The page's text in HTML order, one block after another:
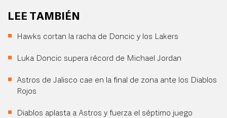
LEE TAMBIÉN
Hawks cortan la racha de Doncic y los Lakers
Luka Doncic supera récord de Michael Jordan
Astros de Jalisco cae en la final de zona ante los Diablos
Rojos
Diablos aplasta a Astros y fuerza el séptimo juego